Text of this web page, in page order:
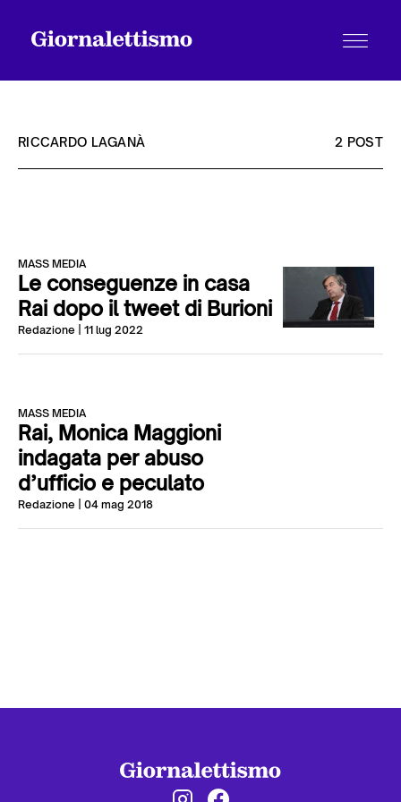
Chi siamo
Contatti
RICCARDO LAGANÀ 2 POST
MASS MEDIA
Le conseguenze in casa
Rai dopo il tweet di Burioni
Redazione | 11 lug 2022
MASS MEDIA
Rai, Monica Maggioni
indagata per abuso
d’ufficio e peculato
Redazione | 04 mag 2018